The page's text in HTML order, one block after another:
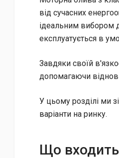
від сучасних
ідеальним вибором
експлуатується в
Завдяки своїй
допомагаючи
У цьому розділі ми
варіанти на ринку.
Що